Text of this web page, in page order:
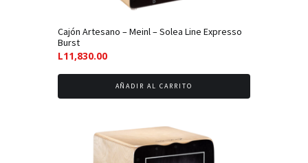
Cajón Artesano – Meinl – Solea Line Expresso
Burst
L11,830.00
AÑADIR AL CARRITO